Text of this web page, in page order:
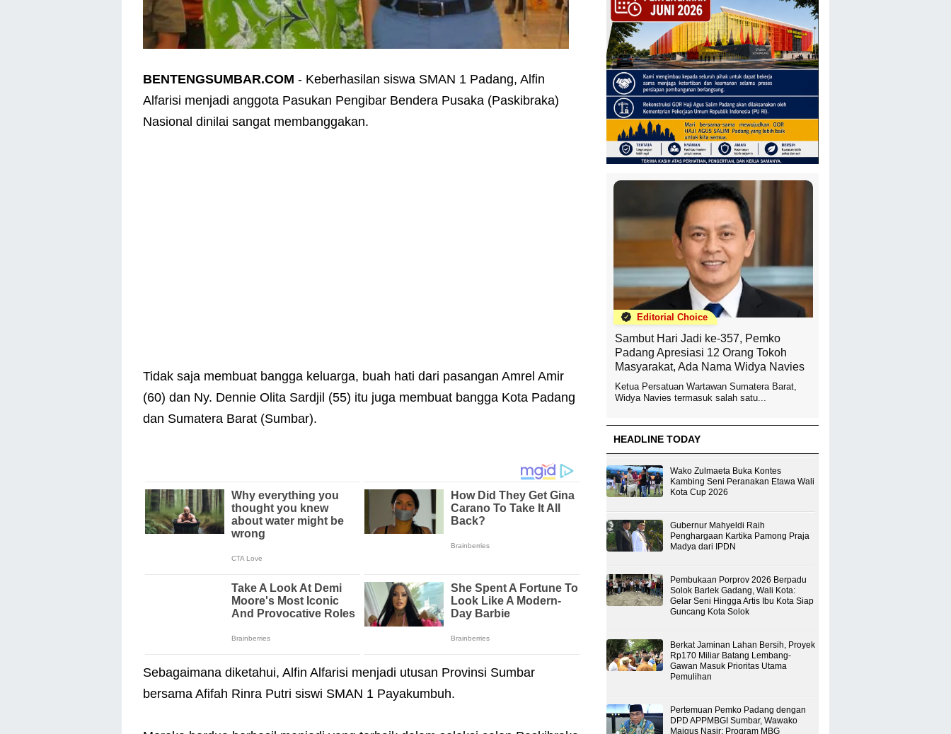
BENTENGSUMBAR.COM - Keberhasilan siswa SMAN 1 Padang, Alfin
Alfarisi menjadi anggota Pasukan Pengibar Bendera Pusaka (Paskibraka)
Nasional dinilai sangat membanggakan.
Tidak saja membuat bangga keluarga, buah hati dari pasangan Amrel Amir
(60) dan Ny. Dennie Olita Sardjil (55) itu juga membuat bangga Kota Padang
dan Sumatera Barat (Sumbar).
Sebagaimana diketahui, Alfin Alfarisi menjadi utusan Provinsi Sumbar
bersama Afifah Rinra Putri siswi SMAN 1 Payakumbuh.
Editorial Choice
Sambut Hari Jadi ke-357, Pemko
Padang Apresiasi 12 Orang Tokoh
Masyarakat, Ada Nama Widya Navies
Ketua Persatuan Wartawan Sumatera Barat,
Widya Navies termasuk salah satu...
HEADLINE TODAY
Wako Zulmaeta Buka Kontes
Kambing Seni Peranakan Etawa Wali
Kota Cup 2026
Gubernur Mahyeldi Raih
Penghargaan Kartika Pamong Praja
Madya dari IPDN
Pembukaan Porprov 2026 Berpadu
Solok Barlek Gadang, Wali Kota:
Gelar Seni Hingga Artis Ibu Kota Siap
Guncang Kota Solok
Berkat Jaminan Lahan Bersih, Proyek
Rp170 Miliar Batang Lembang-
Gawan Masuk Prioritas Utama
Pemulihan
Pertemuan Pemko Padang dengan
DPD APPMBGI Sumbar, Wawako
Maigus Nasir: Program MBG